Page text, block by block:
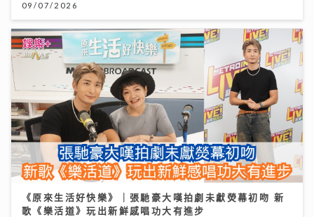
09/07/2026
《原來生活好快樂》｜張馳豪大嘆拍劇未獻熒幕初吻 新
歌《樂活道》玩出新鮮感唱功大有進步